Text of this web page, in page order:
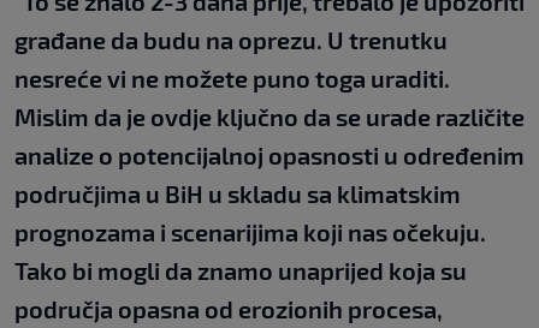
građane da budu na oprezu. U trenutku
nesreće vi ne možete puno toga uraditi.
Mislim da je ovdje ključno da se urade različite
analize o potencijalnoj opasnosti u određenim
područjima u BiH u skladu sa klimatskim
prognozama i scenarijima koji nas očekuju.
Tako bi mogli da znamo unaprijed koja su
područja opasna od erozionih procesa,